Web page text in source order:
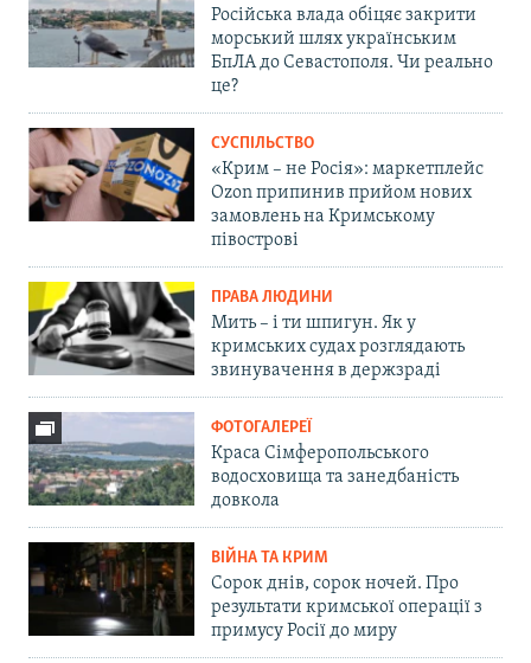
Російська влада обіцяє закрити
морський шлях українським
БпЛА до Севастополя. Чи реально
це?
СУСПІЛЬСТВО
«Крим – не Росія»: маркетплейс
Ozon припинив прийом нових
замовлень на Кримському
півострові
ПРАВА ЛЮДИНИ
Мить – і ти шпигун. Як у
кримських судах розглядають
звинувачення в держзраді
ФОТОГАЛЕРЕЇ
Краса Сімферопольського
водосховища та занедбаність
довкола
ВІЙНА ТА КРИМ
Сорок днів, сорок ночей. Про
результати кримської операції з
примусу Росії до миру